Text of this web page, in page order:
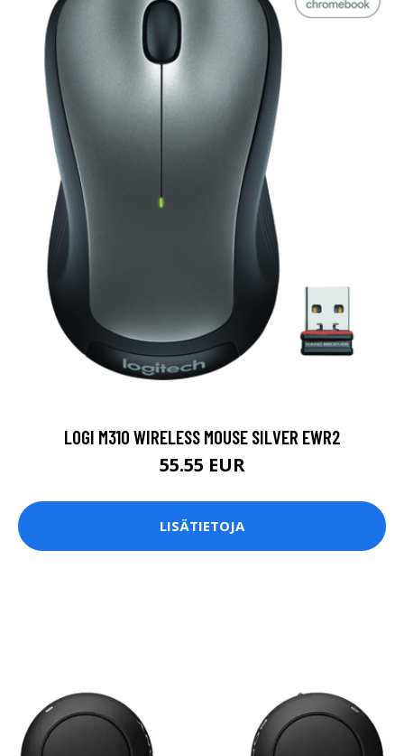
LOGI M310 WIRELESS MOUSE SILVER EWR2
55.55 EUR
LISÄTIETOJA